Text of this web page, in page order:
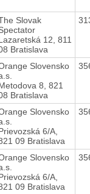
Slovak
12, 811
Bratislava
Slovensko
8, 821
Bratislava
Slovensko
6/A,
09 Bratislava
Slovensko
6/A,
09 Bratislava